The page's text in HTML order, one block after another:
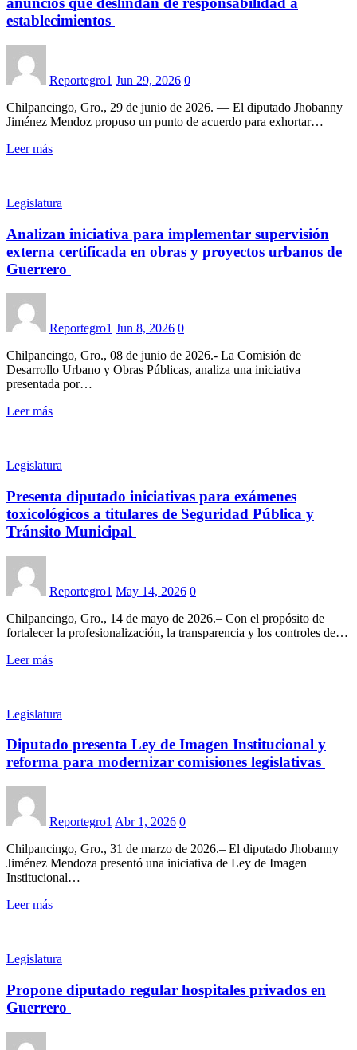
establecimientos
Reportegro1 Jun 29, 2026 0
Chilpancingo, Gro., 29 de junio de 2026. — El diputado Jhobanny
Jiménez Mendoz propuso un punto de acuerdo para exhortar…
Leer más
Legislatura
Analizan iniciativa para implementar supervisión
externa certificada en obras y proyectos urbanos de
Guerrero
Reportegro1 Jun 8, 2026 0
Chilpancingo, Gro., 08 de junio de 2026.- La Comisión de
Desarrollo Urbano y Obras Públicas, analiza una iniciativa
presentada por…
Leer más
Legislatura
Presenta diputado iniciativas para exámenes
toxicológicos a titulares de Seguridad Pública y
Tránsito Municipal
Reportegro1 May 14, 2026 0
Chilpancingo, Gro., 14 de mayo de 2026.– Con el propósito de
fortalecer la profesionalización, la transparencia y los controles de…
Leer más
Legislatura
Diputado presenta Ley de Imagen Institucional y
reforma para modernizar comisiones legislativas
Reportegro1 Abr 1, 2026 0
Chilpancingo, Gro., 31 de marzo de 2026.– El diputado Jhobanny
Jiménez Mendoza presentó una iniciativa de Ley de Imagen
Institucional…
Leer más
Legislatura
Propone diputado regular hospitales privados en
Guerrero